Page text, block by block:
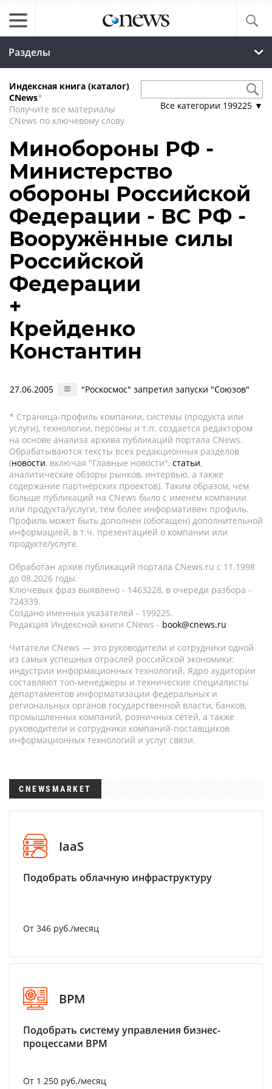
Разделы
Индексная книга (каталог)
CNews*
Получите все материалы
CNews по ключевому слову
Все категории 199225 ▼
Минобороны РФ -
Министерство
обороны Российской
Федерации - ВС РФ -
Вооружённые силы
Российской
Федерации
+
Крейденко
Константин
27.06.2005 "Роскосмос" запретил запуски "Союзов"
* Страница-профиль компании, системы (продукта или
услуги), технологии, персоны и т.п. создается редактором
на основе анализа архива публикаций портала CNews.
Обрабатываются тексты всех редакционных разделов
(новости, включая "Главные новости", статьи,
аналитические обзоры рынков, интервью, а также
содержание партнёрских проектов). Таким образом, чем
больше публикаций на CNews было с именем компании
или продукта/услуги, тем более информативен профиль.
Профиль может быть дополнен (обогащен) дополнительной
информацией, в т.ч. презентацией о компании или
продукте/услуге.
Обработан архив публикаций портала CNews.ru c 11.1998
до 08.2026 годы.
Ключевых фраз выявлено - 1463228, в очереди разбора -
724339.
Создано именных указателей - 199225.
Редакция Индексной книги CNews - book@cnews.ru
Читатели CNews — это руководители и сотрудники одной
из самых успешных отраслей российской экономики:
индустрии информационных технологий. Ядро аудитории
составляют топ-менеджеры и технические специалисты
департаментов информатизации федеральных и
региональных органов государственной власти, банков,
промышленных компаний, розничных сетей, а также
руководители и сотрудники компаний-поставщиков
информационных технологий и услуг связи.
CNEWSMARKET
IaaS
Подобрать облачную инфраструктуру
От 346 руб./месяц
BPM
Подобрать систему управления бизнес-
процессами BPM
От 1 250 руб./месяц